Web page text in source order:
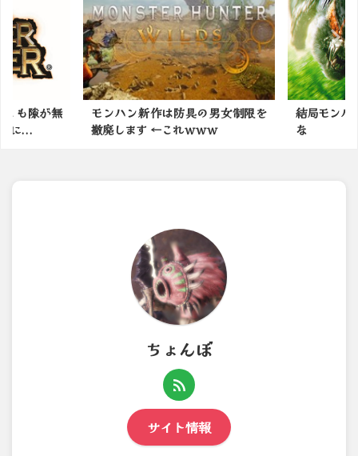
も隙が無
に...
モンハン新作は防具の男女制限を
撤廃します ←これｗｗｗ
結局モンハ
な
ちょんぼ
サイト情報